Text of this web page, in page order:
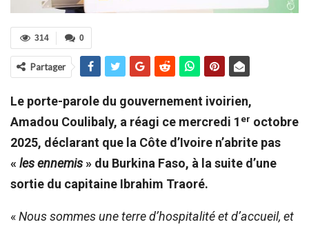
0
314
Partager
Le porte-parole du gouvernement ivoirien,
Amadou Coulibaly, a réagi ce mercredi 1 er octobre
2025, déclarant que la Côte d’Ivoire n’abrite pas
« les ennemis » du Burkina Faso, à la suite d’une
sortie du capitaine Ibrahim Traoré.
«Nous sommes une terre d’hospitalité et d’accueil, et